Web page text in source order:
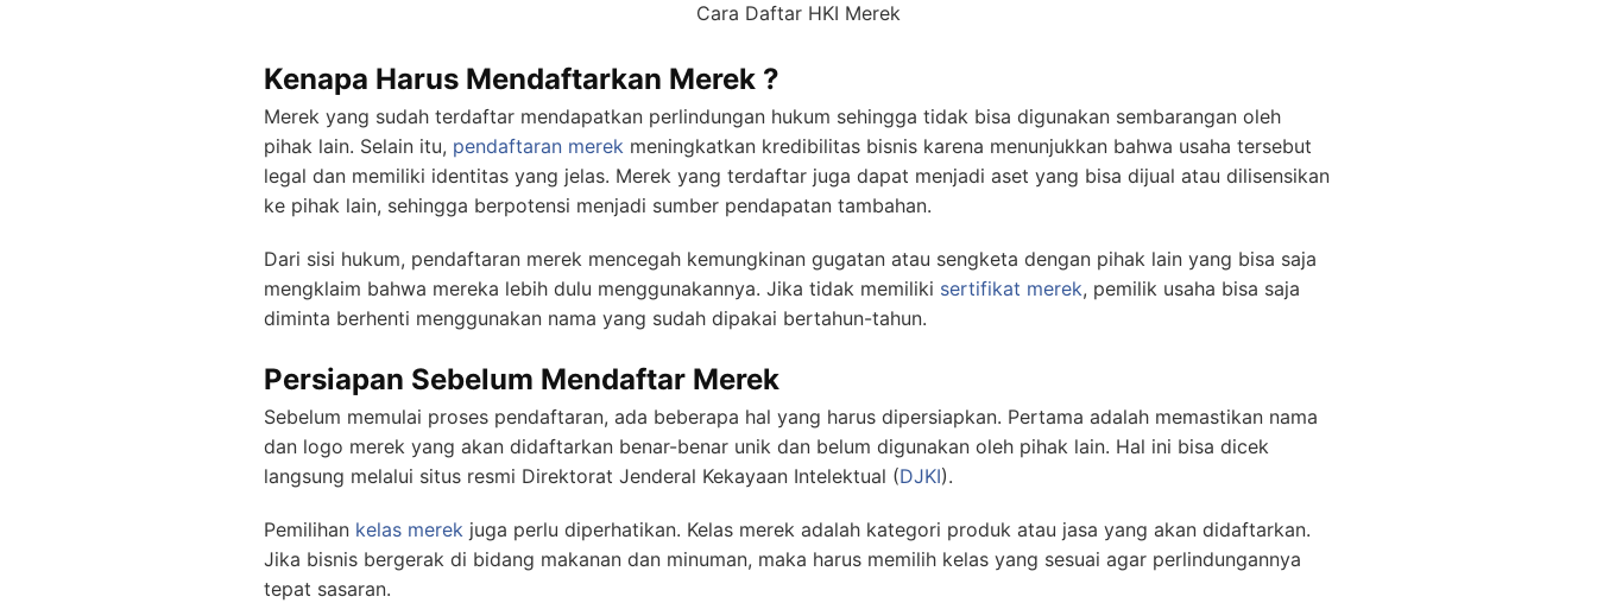
Cara Daftar HKI Merek
Kenapa Harus Mendaftarkan Merek ?
Merek yang sudah terdaftar mendapatkan perlindungan hukum sehingga tidak bisa digunakan sembarangan oleh
pihak lain. Selain itu, pendaftaran merek meningkatkan kredibilitas bisnis karena menunjukkan bahwa usaha tersebut
legal dan memiliki identitas yang jelas. Merek yang terdaftar juga dapat menjadi aset yang bisa dijual atau dilisensikan
ke pihak lain, sehingga berpotensi menjadi sumber pendapatan tambahan.
Dari sisi hukum, pendaftaran merek mencegah kemungkinan gugatan atau sengketa dengan pihak lain yang bisa saja
mengklaim bahwa mereka lebih dulu menggunakannya. Jika tidak memiliki sertifikat merek, pemilik usaha bisa saja
diminta berhenti menggunakan nama yang sudah dipakai bertahun-tahun.
Persiapan Sebelum Mendaftar Merek
Sebelum memulai proses pendaftaran, ada beberapa hal yang harus dipersiapkan. Pertama adalah memastikan nama
dan logo merek yang akan didaftarkan benar-benar unik dan belum digunakan oleh pihak lain. Hal ini bisa dicek
langsung melalui situs resmi Direktorat Jenderal Kekayaan Intelektual (DJKI).
Pemilihan kelas merek juga perlu diperhatikan. Kelas merek adalah kategori produk atau jasa yang akan didaftarkan.
Jika bisnis bergerak di bidang makanan dan minuman, maka harus memilih kelas yang sesuai agar perlindungannya
tepat sasaran.